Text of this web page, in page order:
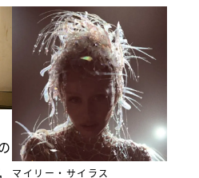
マイリー・サイラス